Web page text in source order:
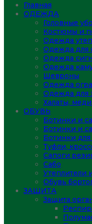
Главная
ОДЕЖДА
Головные
Костюмы и
Одежда
Одежда для
Одежда
Одежда
Шевроны
Одежда
Одежда для
Халаты,
ОБУВЬ
Ботинки и
Ботинки и
Ботинки
Туфли,
Сапоги
Сабо
Утеплители
Обувь
ЗАЩИТА
Защита